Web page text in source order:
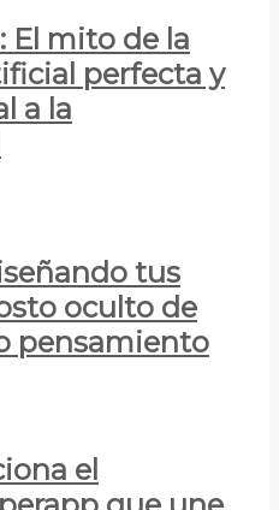
El mito de la
perfecta y
a la
tus
oculto de
pensamiento
el